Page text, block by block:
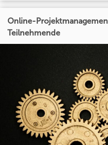
Online-
Teilnehmende